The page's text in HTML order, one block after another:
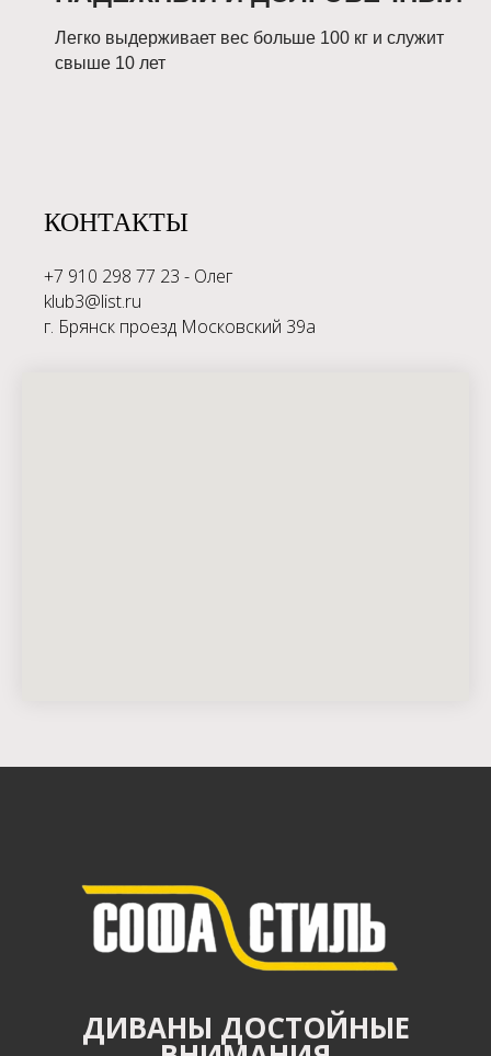
Легко выдерживает вес больше 100 кг и служит
свыше 10 лет
КОНТАКТЫ
+7 910 298 77 23 - Олег
klub3@list.ru
г. Брянск проезд Московский 39а
ДИВАНЫ ДОСТОЙНЫЕ